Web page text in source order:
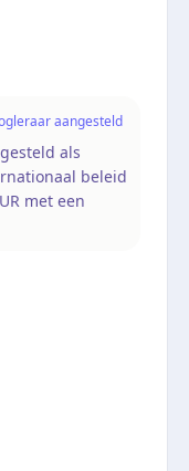
aangesteld
als
beleid
met een